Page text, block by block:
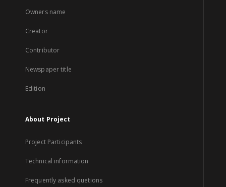
Owners name
Creator
Contributor
Newspaper title
Edition
About Project
Project Participants
Technical information
Frequently asked quetions